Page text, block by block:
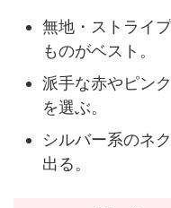
無地・ストライ
ものがベスト。
派手な赤やピン
を選ぶ。
シルバー系のネ
出る。